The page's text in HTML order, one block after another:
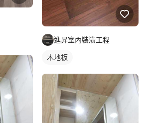
進昇室內裝潢工程
木地板